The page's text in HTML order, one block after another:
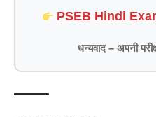
PSEB Hindi
धन्यवाद – अपनी